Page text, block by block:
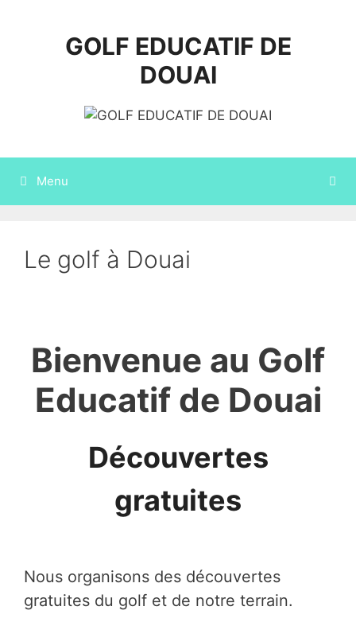
GOLF EDUCATIF DE
DOUAI
Menu
Le golf à Douai
Bienvenue au Golf
Educatif de Douai
Découvertes
gratuites
Nous organisons des découvertes
gratuites du golf et de notre terrain.